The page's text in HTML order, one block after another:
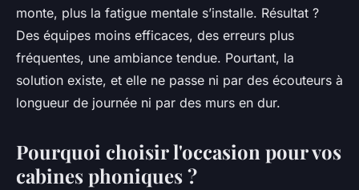
monte, plus la fatigue mentale s’installe. Résultat ?
Des équipes moins efficaces, des erreurs plus
fréquentes, une ambiance tendue. Pourtant, la
solution existe, et elle ne passe ni par des écouteurs à
longueur de journée ni par des murs en dur.
Pourquoi choisir l'occasion pour vos
cabines phoniques ?